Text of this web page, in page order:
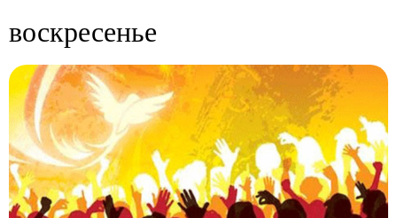
воскресенье